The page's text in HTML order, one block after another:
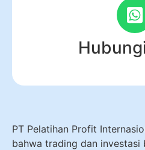
PT Pelatihan Profit
bahwa trading dan investasi